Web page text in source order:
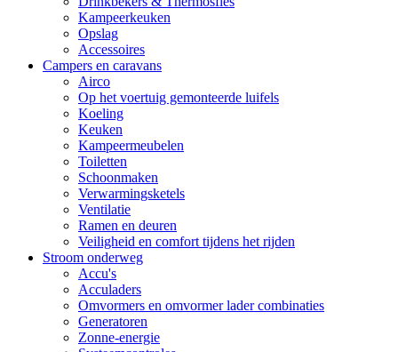
Kampeerkeuken
Opslag
Accessoires
Campers en caravans
Airco
Op het voertuig gemonteerde luifels
Koeling
Keuken
Kampeermeubelen
Toiletten
Schoonmaken
Verwarmingsketels
Ventilatie
Ramen en deuren
Veiligheid en comfort tijdens het rijden
Stroom onderweg
Accu's
Acculaders
Omvormers en omvormer lader combinaties
Generatoren
Zonne-energie